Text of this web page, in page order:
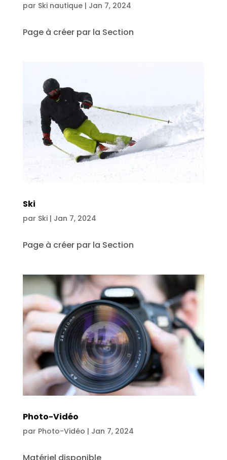
par Ski nautique| Jan 7, 2024
Page à créer par la Section
Ski
par Ski| Jan 7, 2024
Page à créer par la Section
Photo-Vidéo
par Photo-Vidéo | Jan 7, 2024